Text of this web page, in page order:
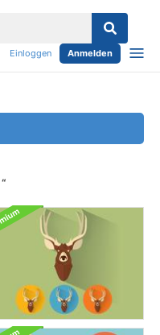
Einloggen Anmelden